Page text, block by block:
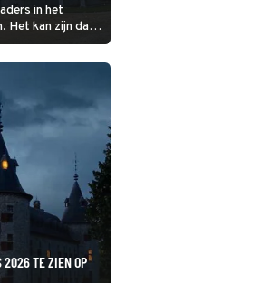
in het
Het kan zijn dat
In Almere staat
kasteel
2026 TE ZIEN OP